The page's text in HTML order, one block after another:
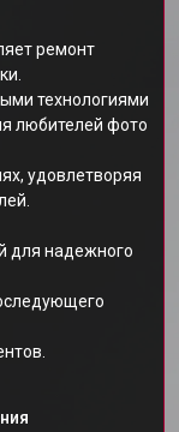
ремонт
технологиями
любителей фото
удовлетворяя
для надежного